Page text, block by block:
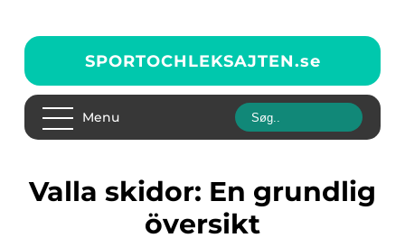
SPORTOCHLEKSAJTEN.se
Menu
Valla skidor: En grundlig
översikt